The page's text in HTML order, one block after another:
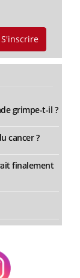
S'inscrire
grimpe-t-il ?
cancer ?
finalement